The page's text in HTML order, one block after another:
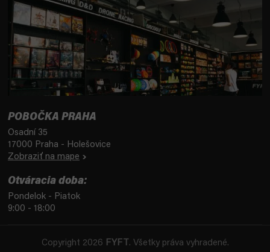
POBOČKA PRAHA
Osadní 35
17000 Praha - Holešovice
Zobraziť na mape
Otváracia doba:
Pondelok - Piatok
9:00 - 18:00
Copyright 2026 FYFT . Všetky práva vyhradené.